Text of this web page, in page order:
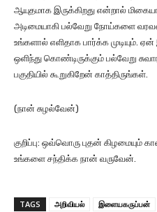
ஆயுதமாக இருக்கிறது என்றால்
அடிமையாகி பல்வேறு நோய்களை
உங்களால் எளிதாக பார்க்க முடியும்.
ஒளிந்து கொண்டிருக்கும் பல்வேறு
பகுதியில் கூறுகிறேன் காத்திருங்கள்.
(நான் சுழல்வேன்)
குறிப்பு: ஒவ்வொரு புதன் கிழமையும்
உங்களை சந்திக்க நான் வருவேன்.
TAGS அறிவியல் இளையகருப்பன்